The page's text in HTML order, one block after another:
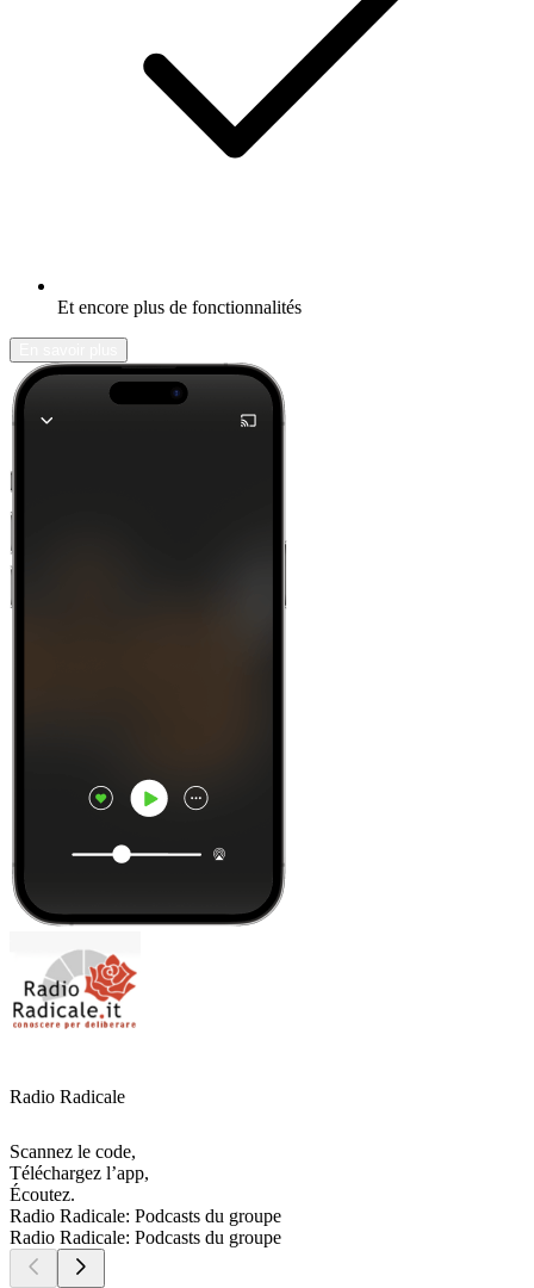
Et encore plus de fonctionnalités
Radio Radicale
Scannez le code,
Téléchargez l’app,
Écoutez.
Radio Radicale: Podcasts du groupe
Radio Radicale: Podcasts du groupe